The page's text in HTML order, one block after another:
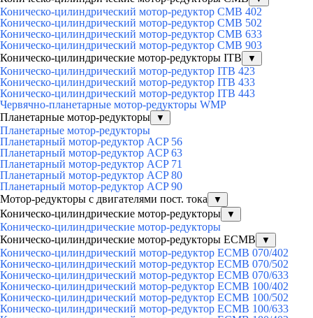
Коническо-цилиндрический мотор-редуктор CMB 402
Коническо-цилиндрический мотор-редуктор CMB 502
Коническо-цилиндрический мотор-редуктор CMB 633
Коническо-цилиндрический мотор-редуктор CMB 903
Коническо-цилиндрические мотор-редукторы ITB
▼
Коническо-цилиндрический мотор-редуктор ITB 423
Коническо-цилиндрический мотор-редуктор ITB 433
Коническо-цилиндрический мотор-редуктор ITB 443
Червячно-планетарные мотор-редукторы WMP
Планетарные мотор-редукторы
▼
Планетарные мотор-редукторы
Планетарный мотор-редуктор ACP 56
Планетарный мотор-редуктор ACP 63
Планетарный мотор-редуктор ACP 71
Планетарный мотор-редуктор ACP 80
Планетарный мотор-редуктор ACP 90
Мотор-редукторы с двигателями пост. тока
▼
Коническо-цилиндрические мотор-редукторы ▼
Коническо-цилиндрические мотор-редукторы
Коническо-цилиндрические мотор-редукторы ECMB
▼
Коническо-цилиндрический мотор-редуктор ECMB 070/402
Коническо-цилиндрический мотор-редуктор ECMB 070/502
Коническо-цилиндрический мотор-редуктор ECMB 070/633
Коническо-цилиндрический мотор-редуктор ECMB 100/402
Коническо-цилиндрический мотор-редуктор ECMB 100/502
Коническо-цилиндрический мотор-редуктор ECMB 100/633